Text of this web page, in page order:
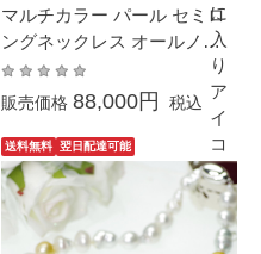
マルチカラー パール セミロ
ングネックレス オールノッ
ト 約9.0-12.5mm 約93cm シ
ルバー SV 結婚式 冠婚葬祭
葬儀 フォーマル パーティー
カジュアル 普段使い 大粒 大
ぶり
販売価格 88,000円 税込
送料無料 翌日配達可能